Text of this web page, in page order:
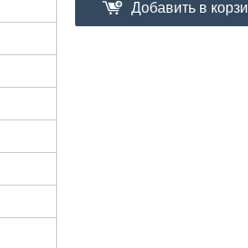
Добавить в корзи